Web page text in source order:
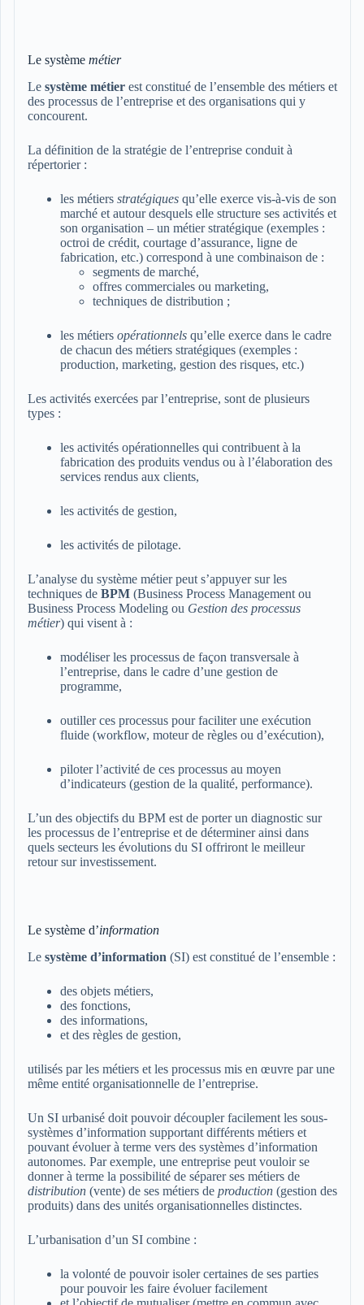
Le système métier
Le système métier est constitué de l’ensemble des métiers et
des processus de l’entreprise et des organisations qui y
concourent.
La définition de la stratégie de l’entreprise conduit à
répertorier :
les métiers stratégiques qu’elle exerce vis-à-vis de son
marché et autour desquels elle structure ses activités et
son organisation – un métier stratégique (exemples :
octroi de crédit, courtage d’assurance, ligne de
fabrication, etc.) correspond à une combinaison de :
segments de marché,
offres commerciales ou marketing,
techniques de distribution ;
les métiers opérationnels qu’elle exerce dans le cadre
de chacun des métiers stratégiques (exemples :
production, marketing, gestion des risques, etc.)
Les activités exercées par l’entreprise, sont de plusieurs
types :
les activités opérationnelles qui contribuent à la
fabrication des produits vendus ou à l’élaboration des
services rendus aux clients,
les activités de gestion,
les activités de pilotage.
L’analyse du système métier peut s’appuyer sur les
techniques de BPM (Business Process Management ou
Business Process Modeling ou Gestion des processus
métier) qui visent à :
modéliser les processus de façon transversale à
l’entreprise, dans le cadre d’une gestion de
programme,
outiller ces processus pour faciliter une exécution
fluide (workflow, moteur de règles ou d’exécution),
piloter l’activité de ces processus au moyen
d’indicateurs (gestion de la qualité, performance).
L’un des objectifs du BPM est de porter un diagnostic sur
les processus de l’entreprise et de déterminer ainsi dans
quels secteurs les évolutions du SI offriront le meilleur
retour sur investissement.
Le système d’information
Le système d’information (SI) est constitué de l’ensemble :
des objets métiers,
des fonctions,
des informations,
et des règles de gestion,
utilisés par les métiers et les processus mis en œuvre par une
même entité organisationnelle de l’entreprise.
Un SI urbanisé doit pouvoir découpler facilement les sous-
systèmes d’information supportant différents métiers et
pouvant évoluer à terme vers des systèmes d’information
autonomes. Par exemple, une entreprise peut vouloir se
donner à terme la possibilité de séparer ses métiers de
distribution (vente) de ses métiers de production (gestion des
produits) dans des unités organisationnelles distinctes.
L’urbanisation d’un SI combine :
la volonté de pouvoir isoler certaines de ses parties
pour pouvoir les faire évoluer facilement